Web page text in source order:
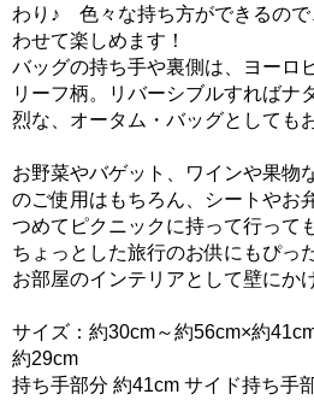
わり♪ 色々な持ち方ができるので
わせて楽しめます！
バッグの持ち手や裏側は、ヨーロ
リーフ柄。リバーシブルすればナ
烈な、オータム・バッグとしても
お野菜やバゲット、ワインや果物
のご使用はもちろん、シートやお
つめてピクニックに持って行って
ちょっとした旅行のお供にもぴっ
お部屋のインテリアとして壁にか
サイズ：約30cm～約56cm×約
約29cm
持ち手部分 約41cm サイド持ち手